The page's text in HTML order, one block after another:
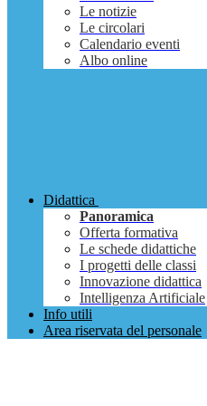
Le notizie
Le circolari
Calendario eventi
Albo online
Didattica
Panoramica
Offerta formativa
Le schede didattiche
I progetti delle classi
Innovazione didattica
Intelligenza Artificiale
Info utili
Area riservata del personale